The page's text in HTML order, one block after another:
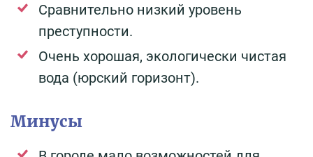
Сравнительно низкий уровень
преступности.
Очень хорошая, экологически чистая
вода (юрский горизонт).
Минусы